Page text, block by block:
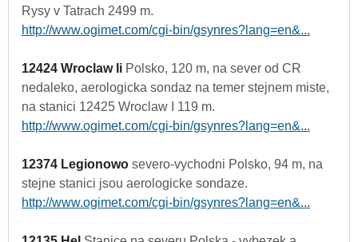
Rysy v Tatrach 2499 m.
http://www.ogimet.com/cgi-bin/gsynres?lang=en&...
12424 Wroclaw Ii Polsko, 120 m, na sever od CR
nedaleko, aerologicka sondaz na temer stejnem miste,
na stanici 12425 Wroclaw I 119 m.
http://www.ogimet.com/cgi-bin/gsynres?lang=en&...
12374 Legionowo severo-vychodni Polsko, 94 m, na
stejne stanici jsou aerologicke sondaze.
http://www.ogimet.com/cgi-bin/gsynres?lang=en&...